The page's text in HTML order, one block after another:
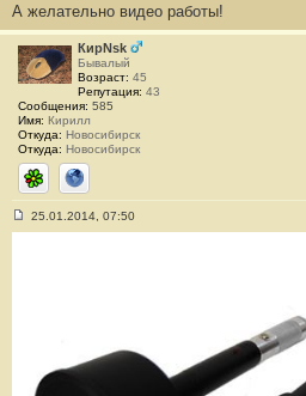
б
щ
е
н
и
#
1
3
5
А желательно видео работы!
КирNsk
Бывалый
Возраст: 45
Репутация: 43
Сообщения: 585
Имя: Кирилл
Откуда: Новосибирск
Откуда: Новосибирск
ICQ Сайт
25.01.2014, 07:50